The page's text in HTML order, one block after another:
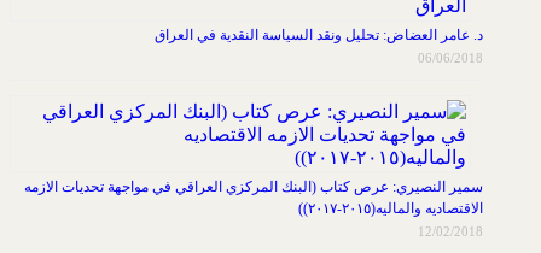
د. عامر العضاض: تحليل ونقد السياسة النقدية في العراق
06/06/2018
سمير النصيري: عرص كتاب (البنك المركزي العراقي في مواجهة تحديات الازمه
الاقتصاديه والماليه(٢٠١٥-٢٠١٧))
12/02/2018